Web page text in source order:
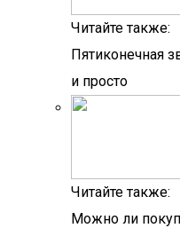
Читайте также:
Пятиконечная
и просто
Читайте также:
Можно ли